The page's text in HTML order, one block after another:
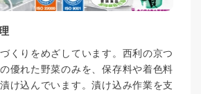
くりをめざしています。西利の京つ
優れた野菜のみを、保存料や着色料
け込んでいます。漬け込み作業を支